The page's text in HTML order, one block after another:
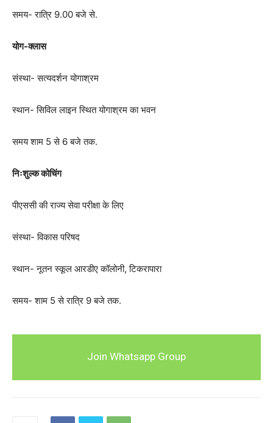
समय- रात्रि 9.00 बजे से.
योग-क्लास
संस्था- सत्यदर्शन योगाश्रम
स्थान- सिविल लाइन स्थित योगाश्रम का भवन
समय शाम 5 से 6 बजे तक.
निःशुल्क कोचिंग
पीएससी की राज्य सेवा परीक्षा के लिए
संस्था- विकास परिषद
स्थान- नूतन स्कूल आरडीए कॉलोनी, टिकरापारा
समय- शाम 5 से रात्रि 9 बजे तक.
Join Whatsapp Group